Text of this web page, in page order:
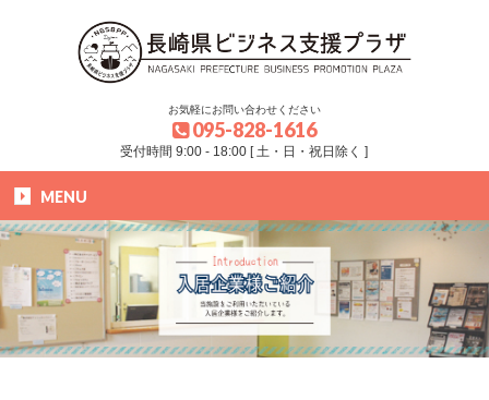
お気軽にお問い合わせください
095-828-1616
受付時間 9:00 - 18:00 [ 土・日・祝日除く ]
MENU